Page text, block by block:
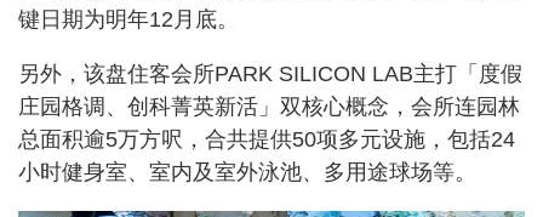
键日期为明年12月底。
另外，该盘住客会所PARK SILICON LAB主打「度假
庄园格调、创科菁英新活」双核心概念，会所连园林
总面积逾5万方呎，合共提供50项多元设施，包括24
小时健身室、室内及室外泳池、多用途球场等。